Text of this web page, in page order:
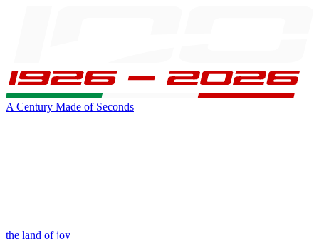
A Century Made of Seconds
the land of joy